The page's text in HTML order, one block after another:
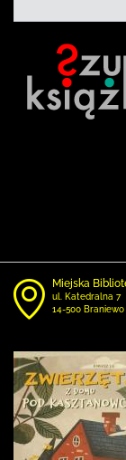
Miejska
ul. Katedralna 7
14-500 Braniewo